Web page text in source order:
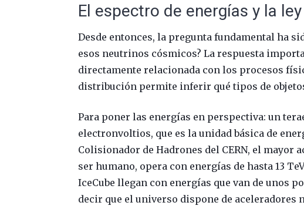
El espectro de energías y la
Desde entonces, la pregunta fundamental ha
esos neutrinos cósmicos? La respuesta
directamente relacionada con los procesos
distribución permite inferir qué tipos de
Para poner las energías en perspectiva: un
electronvoltios, que es la unidad básica de
Colisionador de Hadrones del CERN, el
ser humano, opera con energías de hasta 13
IceCube llegan con energías que van de unos
decir que el universo dispone de